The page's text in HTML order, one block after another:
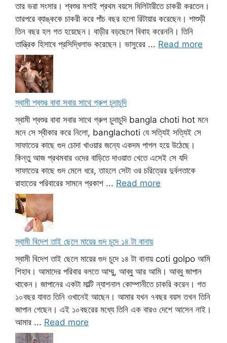
তার ভরা সংসার। শ্বশুর মশাই প্রথম বয়সে মিলিটারীতে চাকরী করতেন।
তারপরে ব্যাঙ্ককে চাকরী করে পাঁচ বছর হলো রিটায়ার করেছেন। শাশুড়ী
তিন বছর হল গত হয়েছেন। বাড়ীর বড়ছেলে বিবাহ করেননি। তিনি
তান্ত্রিক হিসাবে প্রসিদ্ধিলাভ করেছেন। ভাসুরের ... Read more
স্বামী শ্বশুর বাবা সবার সাথে গ্রুপ চুদাচুদি
স্বামী শ্বশুর বাবা সবার সাথে গ্রুপ চুদাচুদি bangla choti hot মনে
মনে সে স্বীকার করে নিলো, banglachoti যে সত্যিই সত্যিই সে
সাফাতের কাছে গুদ চোদা খাওয়ার জন্যে একদম পাগল হয়ে উঠেছে।
কিন্তু আজ প্রথমবার ওদের বাড়িতে দাওয়াত খেতে এসেই সে যদি
সাফাতের কাছে গুদ মেলে ধরে, তাহলে সেটা ওর চরিত্রের দুর্বলতাকে
রাহাতের পরিবারের সামনে প্রকাশ ... Read more
স্বামী বিদেশ তাই ছেলে মায়ের গুদ চুদে ১৪ টা বানায়
স্বামী বিদেশ তাই ছেলে মায়ের গুদ চুদে ১৪ টা বানায় coti golpo আমি
শিহাব। আমাদের পরিবার বলতে আম্মু, আব্বু আর আমি। আব্বু জাপান
থাকেন। জাপানের একটা মাল্টি ন্যাশনাল কোম্পানীতে চাকরি করেন। গত
১০বছর যাবত তিনি ওখানেই আছেন। আমার যখন ৭বছর বয়স তখন তিনি
জাপান গেছেন। এই ১০বছরের মধ্যে তিনি এক বারও দেশে আসেন নাই।
আমার ... Read more